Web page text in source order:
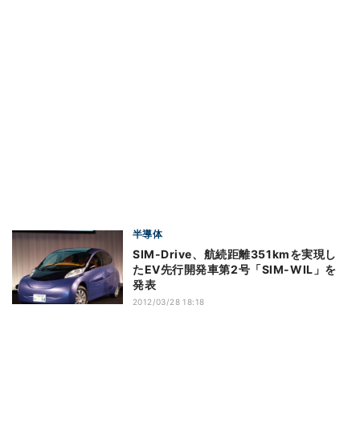
半導体
SIM-Drive、航続距離351kmを実現し
たEV先行開発車第2号「SIM-WIL」を
発表
2012/03/28 18:18